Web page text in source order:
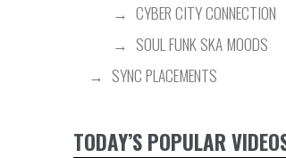
CYBER CITY CONNECTION
SOUL FUNK SKA MOODS
SYNC PLACEMENTS
TODAY’S POPULAR